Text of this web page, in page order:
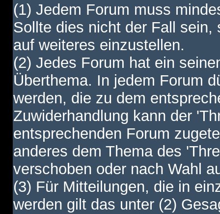
(1) Jedem Forum muss
Sollte dies nicht der Fall
auf weiteres einzustellen.
(2) Jedes Forum hat ein
Überthema. In jedem Forum
werden, die zu dem
Zuwiderhandlung kann der
entsprechenden Forum
anderes dem Thema des
verschoben oder nach Wahl
(3) Für Mitteilungen, die in
werden gilt das unter (2)